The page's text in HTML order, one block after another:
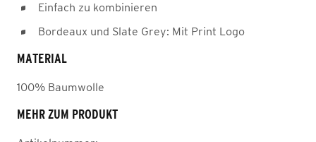
Einfach zu kombinieren
Bordeaux und Slate Grey: Mit Print Logo
MATERIAL
100% Baumwolle
MEHR ZUM PRODUKT